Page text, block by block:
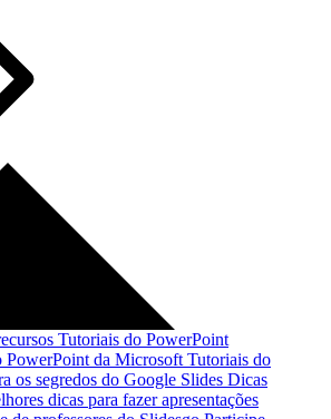
Tutoriais do PowerPoint
PowerPoint da Microsoft Tutoriais do
os segredos do Google Slides Dicas
dicas para fazer apresentações